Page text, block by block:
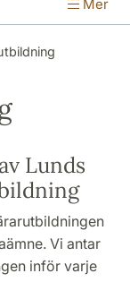
Mer
Lunds
Vi antar
inför varje